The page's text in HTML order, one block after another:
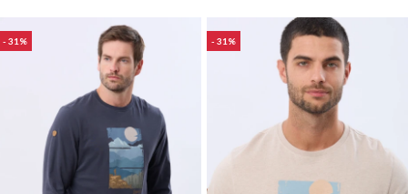
31 31
Buzos Pantalones